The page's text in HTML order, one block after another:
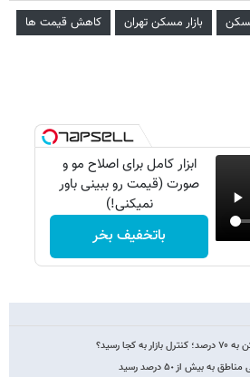
بازار مسکن تهران
کاهش قیمت ها
ابزار کامل برای اصلاح مو و
صورت (قیمت رو ببینی باور
نمیکنی!)
باتخفیف بخر
رسید؟
به بیش از ۵٠ درصد رسید